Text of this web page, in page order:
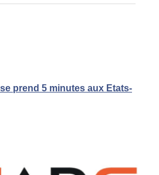
prend 5 minutes aux Etats-